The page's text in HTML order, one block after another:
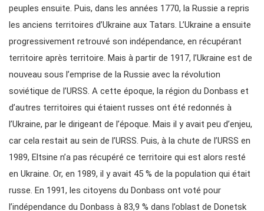
peuples ensuite. Puis, dans les années 1770, la Russie a repris
les anciens territoires d’Ukraine aux Tatars. L’Ukraine a ensuite
progressivement retrouvé son indépendance, en récupérant
territoire après territoire. Mais à partir de 1917, l’Ukraine est de
nouveau sous l’emprise de la Russie avec la révolution
soviétique de l’URSS. A cette époque, la région du Donbass et
d’autres territoires qui étaient russes ont été redonnés à
l’Ukraine, par le dirigeant de l’époque. Mais il y avait peu d’enjeu,
car cela restait au sein de l’URSS. Puis, à la chute de l’URSS en
1989, Eltsine n’a pas récupéré ce territoire qui est alors resté
en Ukraine. Or, en 1989, il y avait 45 % de la population qui était
russe. En 1991, les citoyens du Donbass ont voté pour
l’indépendance du Donbass à 83,9 % dans l’oblast de Donetsk